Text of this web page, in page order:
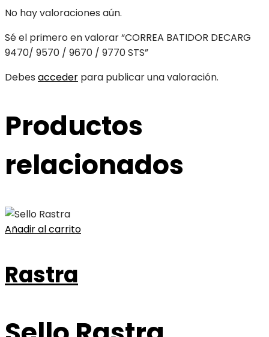
No hay valoraciones aún.
Sé el primero en valorar “CORREA BATIDOR DECARG
9470/ 9570 / 9670 / 9770 STS”
Debes acceder para publicar una valoración.
Productos
relacionados
Añadir al carrito
Rastra